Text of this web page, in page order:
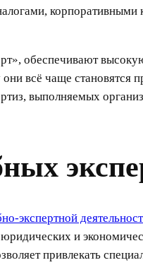
обеспечивают
всё чаще становятся
выполняемых
экспертной
и
привлекать